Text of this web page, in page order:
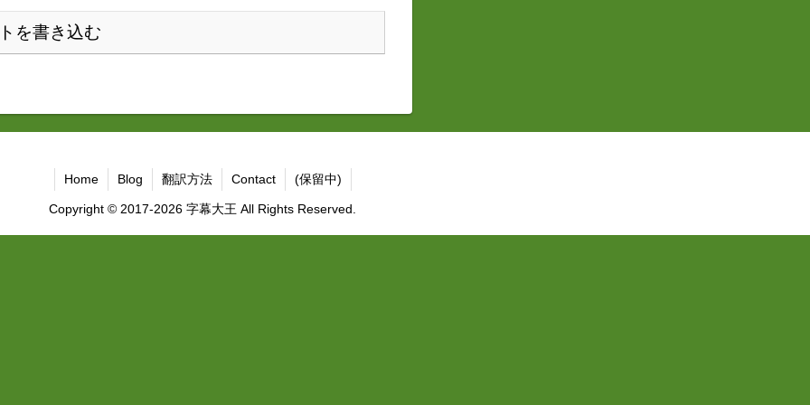
を書き込む
Home Blog 翻訳方法 Contact (保留中)
Copyright © 2017-2026 字幕大王 All Rights Reserved.